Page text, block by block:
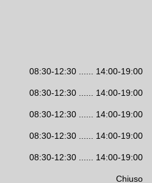
08:30-12:30 ...... 14:00-19:00
08:30-12:30 ...... 14:00-19:00
08:30-12:30 ...... 14:00-19:00
08:30-12:30 ...... 14:00-19:00
08:30-12:30 ...... 14:00-19:00
Chiuso